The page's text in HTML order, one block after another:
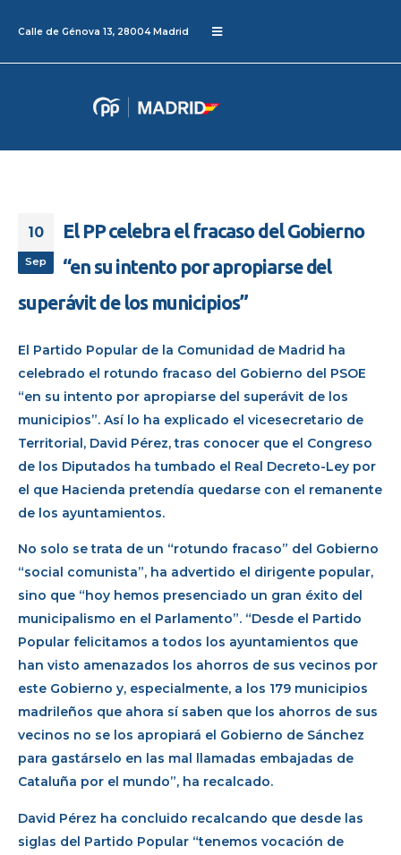
Calle de Génova 13, 28004 Madrid
10
Sep
El PP celebra el fracaso del Gobierno
“en su intento por apropiarse del
superávit de los municipios”
El Partido Popular de la Comunidad de Madrid ha
celebrado el rotundo fracaso del Gobierno del PSOE
“en su intento por apropiarse del superávit de los
municipios”. Así lo ha explicado el vicesecretario de
Territorial, David Pérez, tras conocer que el Congreso
de los Diputados ha tumbado el Real Decreto-Ley por
el que Hacienda pretendía quedarse con el remanente
de los ayuntamientos.
No solo se trata de un “rotundo fracaso” del Gobierno
“social comunista”, ha advertido el dirigente popular,
sino que “hoy hemos presenciado un gran éxito del
municipalismo en el Parlamento”. “Desde el Partido
Popular felicitamos a todos los ayuntamientos que
han visto amenazados los ahorros de sus vecinos por
este Gobierno y, especialmente, a los 179 municipios
madrileños que ahora sí saben que los ahorros de sus
vecinos no se los apropiará el Gobierno de Sánchez
para gastárselo en las mal llamadas embajadas de
Cataluña por el mundo”, ha recalcado.
David Pérez ha concluido recalcando que desde las
siglas del Partido Popular “tenemos vocación de